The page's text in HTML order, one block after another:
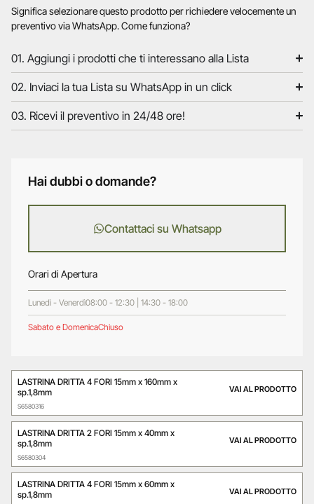
Significa selezionare questo prodotto per richiedere velocemente un
preventivo via WhatsApp. Come funziona?
01. Aggiungi i prodotti che ti interessano alla Lista
02. Inviaci la tua Lista su WhatsApp in un click
03. Ricevi il preventivo in 24/48 ore!
Hai dubbi o domande?
Contattaci su Whatsapp
Orari di Apertura
Lunedì - Venerdì08:00 - 12:30 | 14:30 - 18:00
Sabato e DomenicaChiuso
LASTRINA DRITTA 4 FORI 15mm x 160mm x
sp.1,8mm
S6580316
VAI AL PRODOTTO
LASTRINA DRITTA 2 FORI 15mm x 40mm x
sp.1,8mm
S6580304
VAI AL PRODOTTO
LASTRINA DRITTA 4 FORI 15mm x 60mm x
sp.1,8mm
VAI AL PRODOTTO